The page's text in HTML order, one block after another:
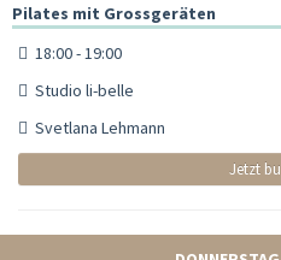
Pilates mit Grossgeräten
18:00 - 19:00
Studio li-belle
Svetlana Lehmann
Jetzt